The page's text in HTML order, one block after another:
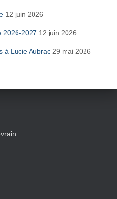
12 juin 2026
2026-2027 12 juin 2026
à Lucie Aubrac 29 mai 2026